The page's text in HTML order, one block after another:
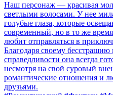
Наш персонаж — красивая
светлыми волосами. У нее
голубые глаза, которые
современный, но в то же
любит отправляться в
Благодаря своему бесстрашию
справедливости она всегда
несмотря на свой суровый
романтические отношения и
друзьями.